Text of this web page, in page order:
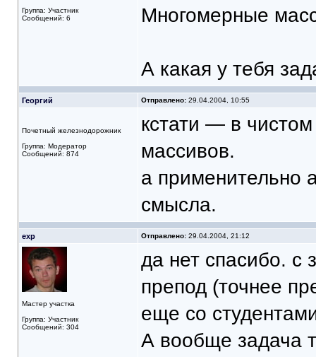
Группа: Участник
Сообщений: 6
Многомерные
А какая у тебя
Георгий Отправлено:29.04.2004, 10:55
Почетный железнодорожник
Группа: Модератор
Сообщений: 874
кстати — в
массивов.
а применительно
смысла.
exp Отправлено:29.04.2004, 21:12
Мастер участка
Группа: Участник
Сообщений: 304
да нет спасибо. с
препод (точнее
еще со
А вообще задача